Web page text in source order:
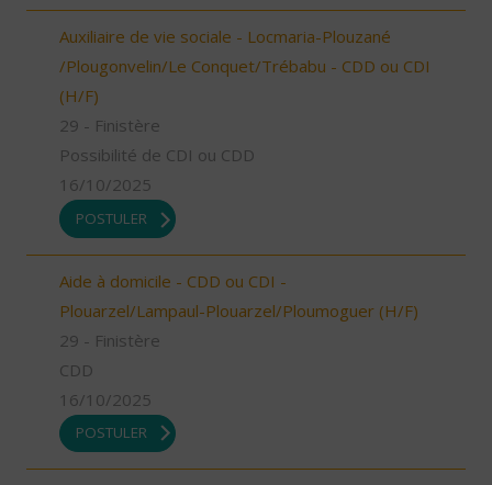
Auxiliaire de vie sociale - Locmaria-Plouzané
/Plougonvelin/Le Conquet/Trébabu - CDD ou CDI
(H/F)
29 - Finistère
Possibilité de CDI ou CDD
16/10/2025
POSTULER
Aide à domicile - CDD ou CDI -
Plouarzel/Lampaul-Plouarzel/Ploumoguer (H/F)
29 - Finistère
CDD
16/10/2025
POSTULER